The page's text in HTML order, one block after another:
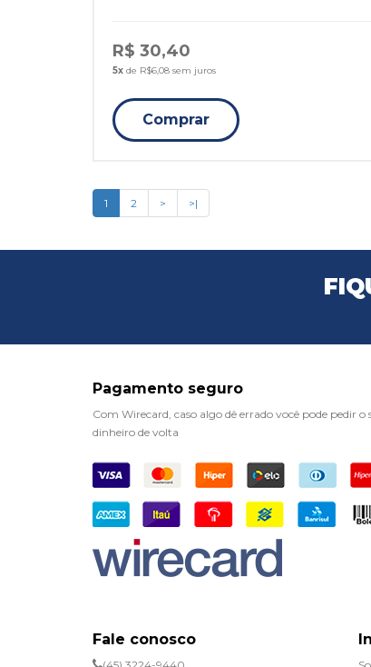
R$ 30,40
5x de R$6,08 sem juros
Comprar
1 2 > >|
Pagamento seguro
Com Wirecard, caso algo dê errado você pode pedir o
dinheiro de volta
Fale conosco